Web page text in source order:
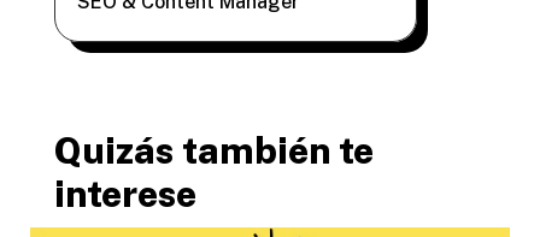
Quizás también te
interese